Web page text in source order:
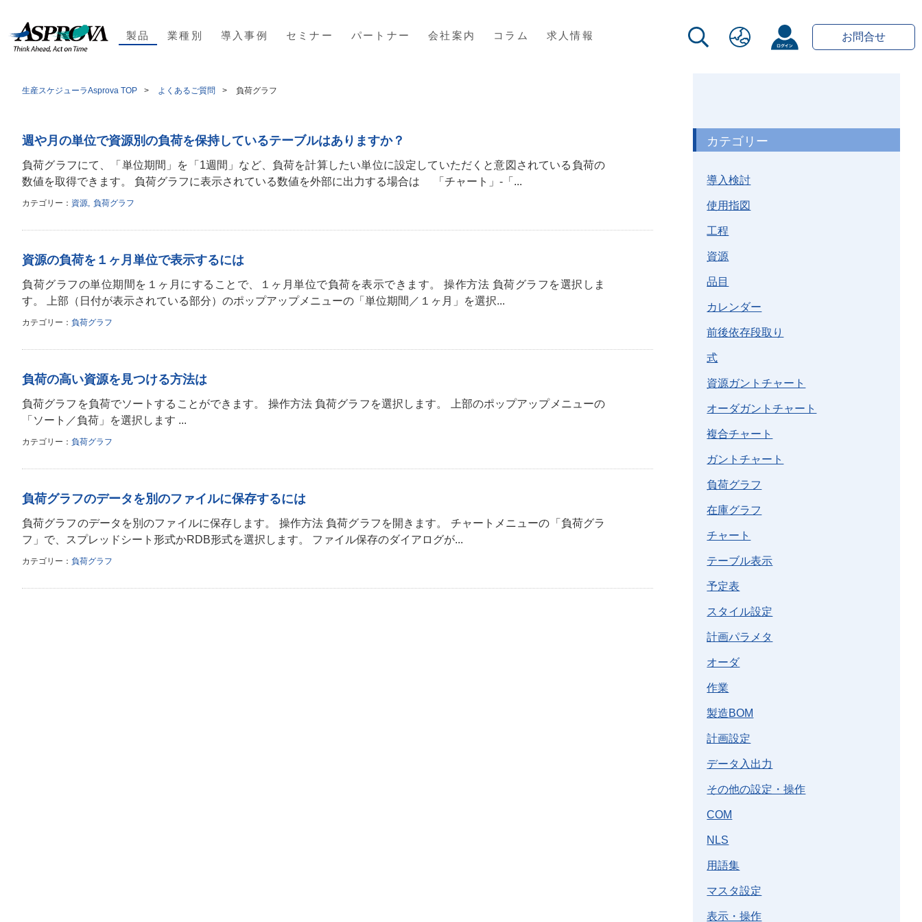
製品 業種別 導入事例 セミナー パートナー 会社案内 コラム 求人情報 お問合せ
生産スケジューラAsprova TOP よくあるご質問 負荷グラフ
週や月の単位で資源別の負荷を保持しているテーブルはありますか？
負荷グラフにて、「単位期間」を「1週間」など、負荷を計算したい単位に設定していただくと意図されている負荷の
数値を取得できます。 負荷グラフに表示されている数値を外部に出力する場合は 「チャート」-「...
カテゴリー 資源 負荷グラフ
資源の負荷を１ヶ月単位で表示するには
負荷グラフの単位期間を１ヶ月にすることで、１ヶ月単位で負荷を表示できます。 操作方法 負荷グラフを選択しま
す。 上部（日付が表示されている部分）のポップアップメニューの「単位期間／１ヶ月」を選択...
カテゴリー 負荷グラフ
負荷の高い資源を見つける方法は
負荷グラフを負荷でソートすることができます。 操作方法 負荷グラフを選択します。 上部のポップアップメニューの
「ソート／負荷」を選択します ...
カテゴリー 負荷グラフ
負荷グラフのデータを別のファイルに保存するには
負荷グラフのデータを別のファイルに保存します。 操作方法 負荷グラフを開きます。 チャートメニューの「負荷グラ
フ」で、スプレッドシート形式かRDB形式を選択します。 ファイル保存のダイアログが...
カテゴリー 負荷グラフ
カテゴリー
導入検討
使用指図
工程
資源
品目
カレンダー
前後依存段取り
式
資源ガントチャート
オーダガントチャート
複合チャート
ガントチャート
負荷グラフ
在庫グラフ
チャート
テーブル表示
予定表
スタイル設定
計画パラメタ
オーダ
作業
製造BOM
計画設定
データ入出力
その他の設定・操作
COM
NLS
用語集
マスタ設定
表示・操作